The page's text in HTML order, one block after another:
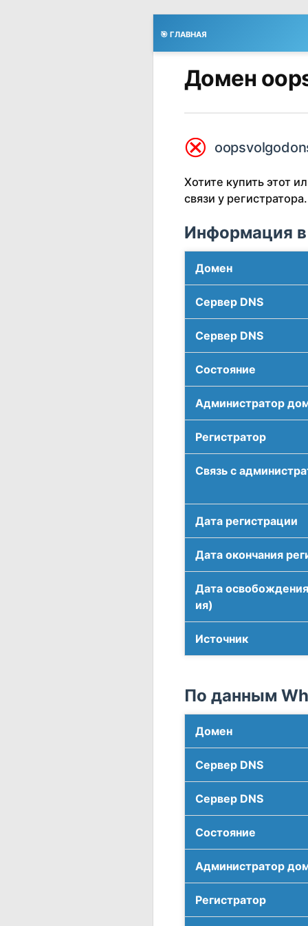
🎯 ГЛАВНАЯ
Домен
⮿
Хотите купить этот
связи у регистратора.
Информация в
Домен
Сервер DNS
Сервер DNS
Соcтояние
Администратор
Регистратор
Связь с
Дата регистрации
Дата окончания
Дата
ия)
Источник
По данным
Домен
Сервер DNS
Сервер DNS
Соcтояние
Администратор
Регистратор